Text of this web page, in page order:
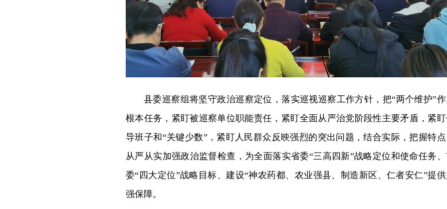
县委巡察组将坚守政治巡察定位，落实巡视巡察工作方针，把“两个维护”
根本任务，紧盯被巡察单位职能责任，紧盯全面从严治党阶段性主要矛盾，紧
导班子和“关键少数”，紧盯人民群众反映强烈的突出问题，结合实际，把握特
从严从实加强政治监督检查，为全面落实省委“三高四新”战略定位和使命任务
委“四大定位”战略目标、建设“神农药都、农业强县、制造新区、仁者安仁”提
强保障。